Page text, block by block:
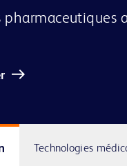
Technologies